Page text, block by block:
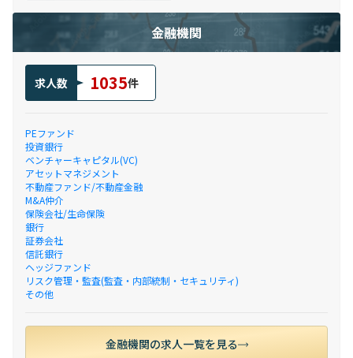
金融機関
求人数 1035件
PEファンド
投資銀行
ベンチャーキャピタル(VC)
アセットマネジメント
不動産ファンド/不動産金融
M&A仲介
保険会社/生命保険
銀行
証券会社
信託銀行
ヘッジファンド
リスク管理・監査(監査・内部統制・セキュリティ)
その他
金融機関の求人一覧を見る